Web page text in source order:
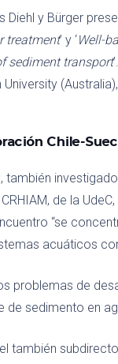
Diehl y Bürger
treatment’ y ‘Well-
sediment transport
Chile-
, también
de la
“se
acuáticos
problemas de
de sedimento en
también